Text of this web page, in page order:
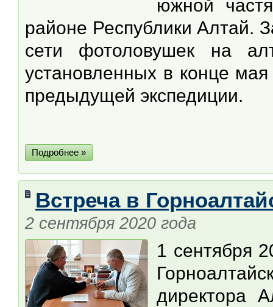
южной
районе Республики Алтай.
сети фотоловушек на
установленных в конце
предыдущей экспедиции.
Подробнее »
Встреча в
2 сентября 2020 года
1 сентября
директора